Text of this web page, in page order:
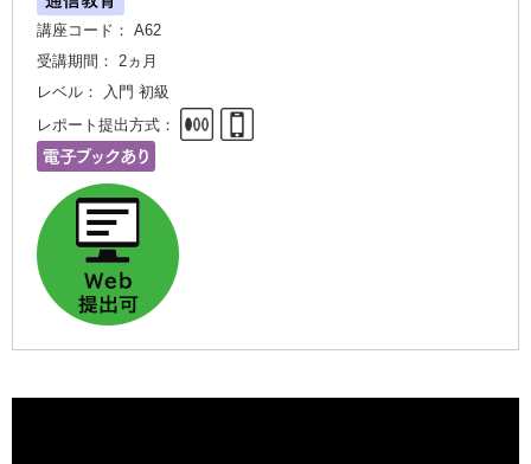
講座コード： A62
受講期間： 2ヵ月
レベル： 入門 初級
レポート提出方式：